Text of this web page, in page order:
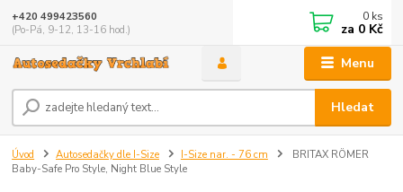
Menu
Hledat
+420 499423560
(Po-Pá, 9-12, 13-16 hod.)
0 ks
za 0 Kč
Úvod Autosedačky dle I-Size I-Size nar. - 76 cm
BRITAX RÖMER
Baby-Safe Pro Style, Night Blue Style